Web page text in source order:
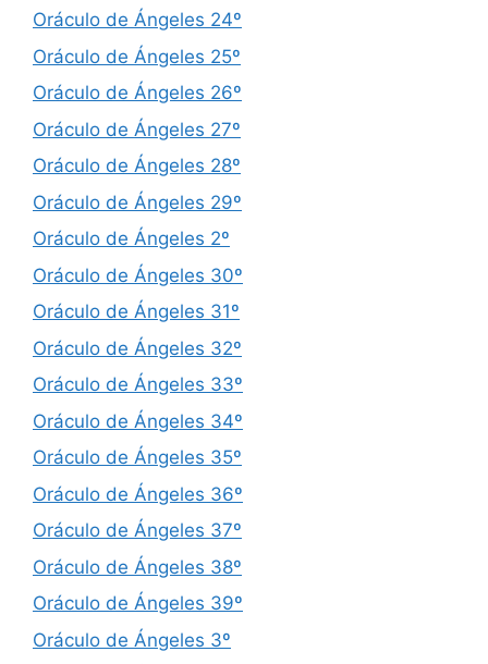
Oráculo de Ángeles 24º
Oráculo de Ángeles 25º
Oráculo de Ángeles 26º
Oráculo de Ángeles 27º
Oráculo de Ángeles 28º
Oráculo de Ángeles 29º
Oráculo de Ángeles 2º
Oráculo de Ángeles 30º
Oráculo de Ángeles 31º
Oráculo de Ángeles 32º
Oráculo de Ángeles 33º
Oráculo de Ángeles 34º
Oráculo de Ángeles 35º
Oráculo de Ángeles 36º
Oráculo de Ángeles 37º
Oráculo de Ángeles 38º
Oráculo de Ángeles 39º
Oráculo de Ángeles 3º